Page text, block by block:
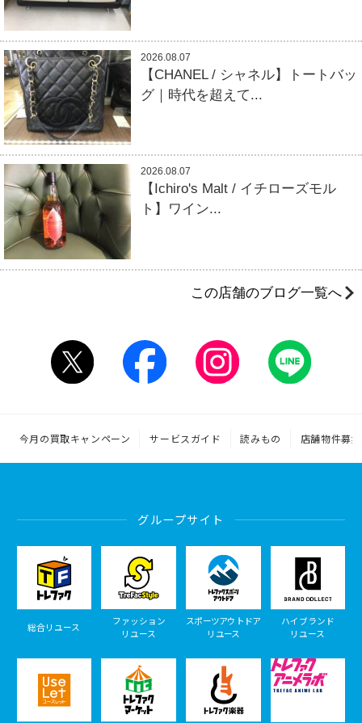
2026.08.07
【CHANEL / シャネル】トートバッ
グ｜時代を超えて...
2026.08.07
【Ichiro's Malt / イチローズモル
ト】ワイン...
この店舗のブログ一覧へ
今月の買取キャンペーン サービスガイド 読みもの 店舗物件募集
グループサイト
総合リユース
ファッション
リユース
スポーツアウトドア
リユース
ハイブランド
リユース